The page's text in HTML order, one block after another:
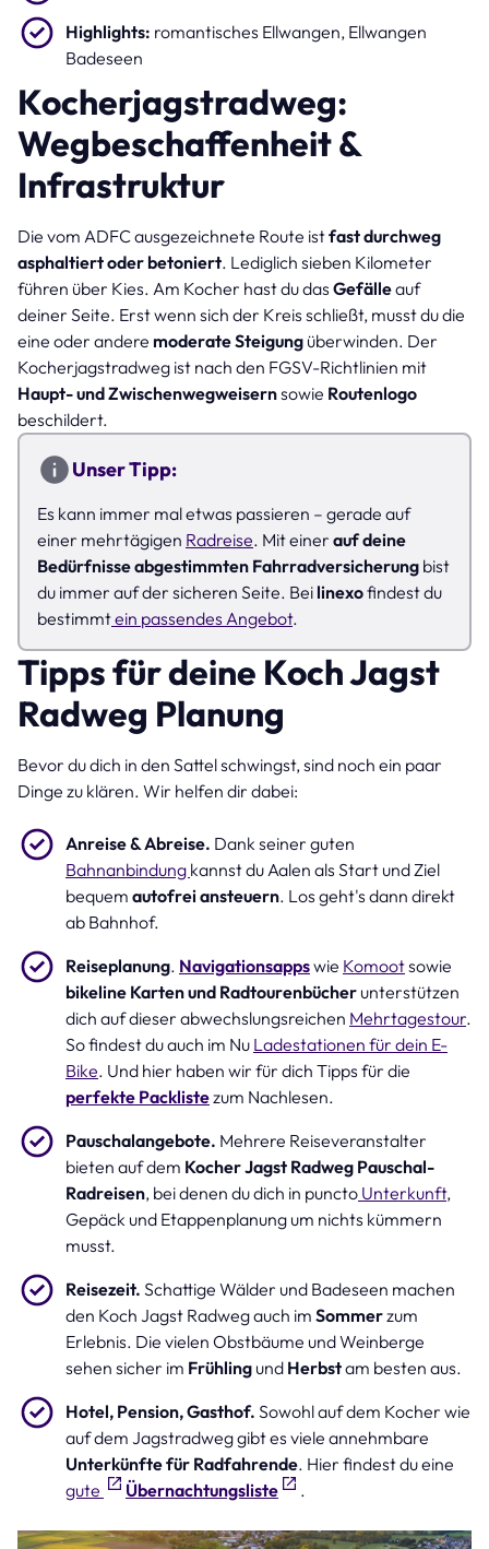
Highlights: romantisches Ellwangen, Ellwangen
Badeseen
Kocherjagstradweg:
Wegbeschaffenheit &
Infrastruktur
Die vom ADFC ausgezeichnete Route istfast durchweg
asphaltiert oder betoniert. Lediglich sieben Kilometer
führen über Kies. Am Kocher hast du das Gefälleauf
deiner Seite. Erst wenn sich der Kreis schließt, musst du die
eine oder andere moderate Steigung überwinden. Der
Kocherjagstradweg ist nach den FGSV-Richtlinien mit
Haupt- und Zwischenwegweisernsowie Routenlogo
beschildert.
Unser Tipp:
Es kann immer mal etwas passieren – gerade auf
einer mehrtägigen Radreise. Mit einer auf deine
Bedürfnisse abgestimmten Fahrradversicherung bist
du immer auf der sicheren Seite. Bei linexofindest du
bestimmtein passendes Angebot.
Tipps für deine Koch Jagst
Radweg Planung
Bevor du dich in den Sattel schwingst, sind noch ein paar
Dinge zu klären. Wir helfen dir dabei:
Anreise & Abreise. Dank seiner guten
Bahnanbindung kannst du Aalen als Start und Ziel
bequem autofrei ansteuern. Los geht's dann direkt
ab Bahnhof.
Reiseplanung. Navigationsappswie Komootsowie
bikeline Karten und Radtourenbücher unterstützen
dich auf dieser abwechslungsreichen Mehrtagestour.
So findest du auch im Nu Ladestationen für dein E-
Bike. Und hier haben wir für dich Tipps für die
perfekte Packlistezum Nachlesen.
Pauschalangebote. Mehrere Reiseveranstalter
bieten auf dem Kocher Jagst Radweg Pauschal-
Radreisen, bei denen du dich in puncto Unterkunft,
Gepäck und Etappenplanung um nichts kümmern
musst.
Reisezeit. Schattige Wälder und Badeseen machen
den Koch Jagst Radweg auch im Sommerzum
Erlebnis. Die vielen Obstbäume und Weinberge
sehen sicher im Frühling und Herbstam besten aus.
Hotel, Pension, Gasthof. Sowohl auf dem Kocher wie
auf dem Jagstradweg gibt es viele annehmbare
Unterkünfte für Radfahrende. Hier findest du eine
gute
Übernachtungsliste .